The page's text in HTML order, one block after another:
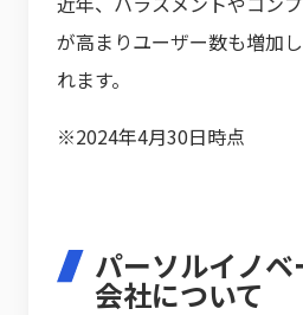
が高まりユーザー数も増加
れます。
※2024年4月30日時点
パーソルイノ
会社について